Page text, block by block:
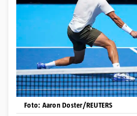
Foto: Aaron Doster/REUTERS